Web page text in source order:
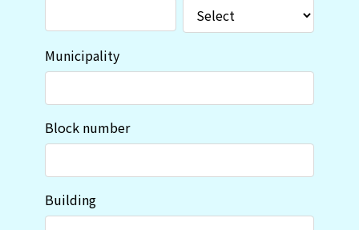
Municipality
Block number
Building